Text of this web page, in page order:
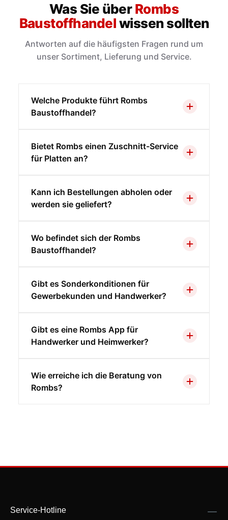
Was Sie überRombs
Baustoffhandelwissen sollten
Antworten auf die häufigsten Fragen rund um
unser Sortiment, Lieferung und Service.
Welche Produkte führt Rombs
Baustoffhandel?
Bietet Rombs einen Zuschnitt-Service
für Platten an?
Kann ich Bestellungen abholen oder
werden sie geliefert?
Wo befindet sich der Rombs
Baustoffhandel?
Gibt es Sonderkonditionen für
Gewerbekunden und Handwerker?
Gibt es eine Rombs App für
Handwerker und Heimwerker?
Wie erreiche ich die Beratung von
Rombs?
Service-Hotline